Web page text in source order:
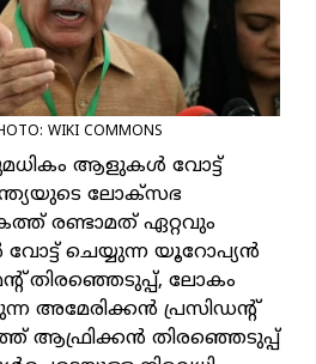
WIKI COMMONS
ആളുകള്‍ വോട്ട്
ലോക്‌സഭ
രണ്ടാമത് ഏറ്റവും
ചെയ്യുന്ന യൂറോപ്യന്‍
തിരഞ്ഞെടുപ്പ്, ലോകം
അമേരിക്കന്‍ പ്രസിഡന്റ്
ആഫ്രിക്കന്‍ തിരഞ്ഞെടുപ്പ്